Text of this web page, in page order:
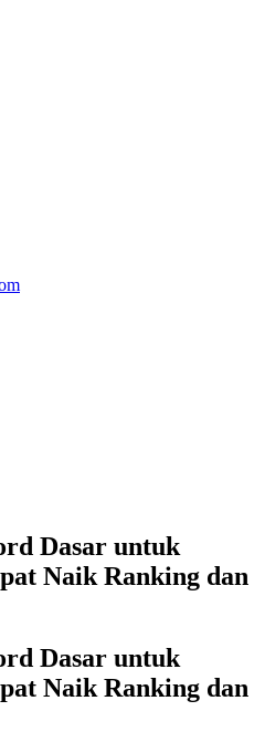
Dasar untuk
Naik Ranking dan
Dasar untuk
Naik Ranking dan